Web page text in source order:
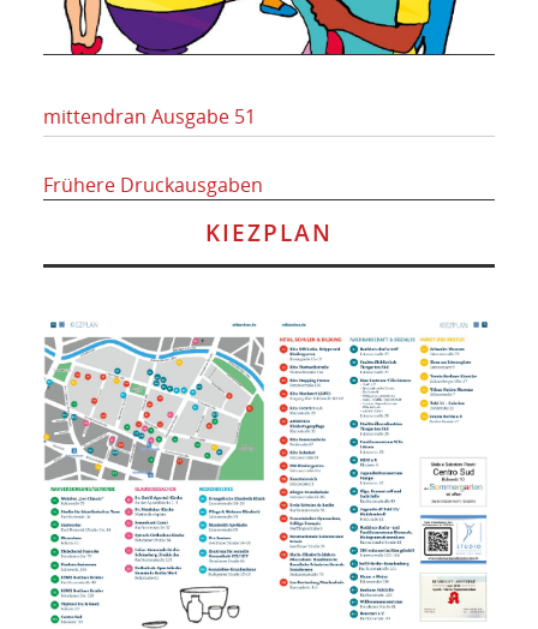
mittendran Ausgabe 51
Frühere Druckausgaben
KIEZPLAN